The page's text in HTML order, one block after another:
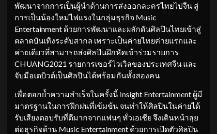
พัฒนาจากการเป็นผู้นำด้านการส่งออกละครไทยไปจีน สู่
การเป็นน้องใหม่ไฟแรงในกลุ่มธุรกิจ Music
Entertainment ด้วยการพัฒนาและผลักดันศิลปินไทยเข้าสู่
ตลาดบันเทิงระดับสากล เพราะเป็นค่ายไทยค่ายแรกและ
ค่ายเดียวที่สามารถส่งศิลปินฝึกหัดเข้าร่วมรายการ
CHUANG2021 รายการเซอร์ไวเวิลของประเทศจีน และ
จับมือเดบิวต์เป็นศิลปินได้พร้อมกันทั้งสองคน
เพื่อตอกย้ำความสำเร็จในครั้งนี้ Insight Entertainment ผู้มี
มาตรฐานในการฝึกฝนที่เข้มข้น จนทำให้ศิลปินในค่ายได้
รับเสียงตอบรับที่ดีมากจากแฟนๆ ทั่วเอเชีย จึงเดินหน้าลุย
ต่อธุรกิจด้าน Music Entertainment ด้วยการเปิดตัวศิลปิน